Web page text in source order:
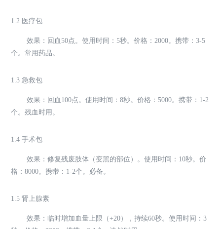
1.2 医疗包
效果：回血50点。使用时间：5秒。价格：2000。携带：3-5
个。常用药品。
1.3 急救包
效果：回血100点。使用时间：8秒。价格：5000。携带：1-2
个。残血时用。
1.4 手术包
效果：修复残废肢体（变黑的部位）。使用时间：10秒。价
格：8000。携带：1-2个。必备。
1.5 肾上腺素
效果：临时增加血量上限（+20），持续60秒。使用时间：3